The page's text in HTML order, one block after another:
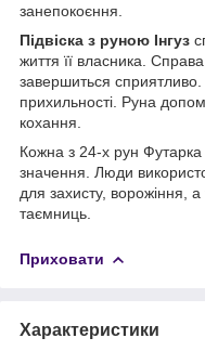
занепокоєння.
Підвіска з руною Інгуз
життя її власника.
завершиться сприятливо.
прихильності. Руна
кохання.
Кожна з 24-х рун
значення. Люди
для захисту, ворожіння,
таємниць.
Приховати
Характеристики